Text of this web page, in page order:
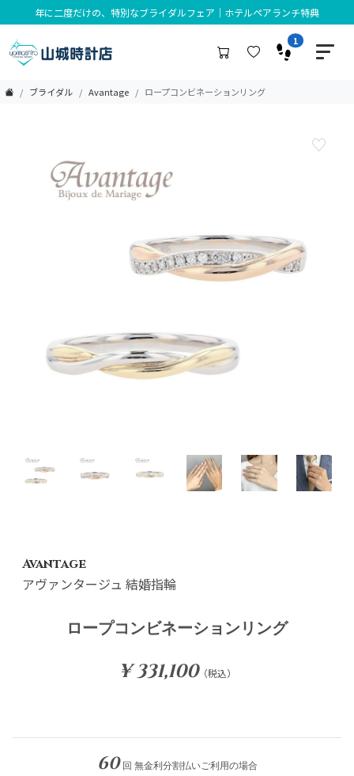
年に二度だけの、特別なブライダルフェア｜ホテルペアランチ特典
1
ブライダル Avantage ロープコンビネーションリング
Avantage
アヴァンタージュ 結婚指輪
ロープコンビネーションリング
¥ 331,100（税込）
60 回 無金利分割払いご利用の場合